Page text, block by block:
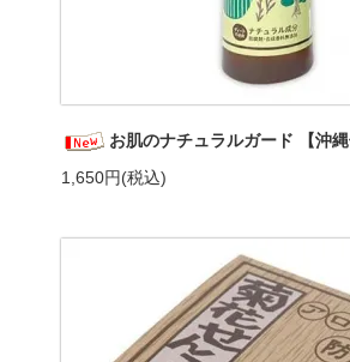
お肌のナチュラルガード 【沖縄
1,650円(税込)